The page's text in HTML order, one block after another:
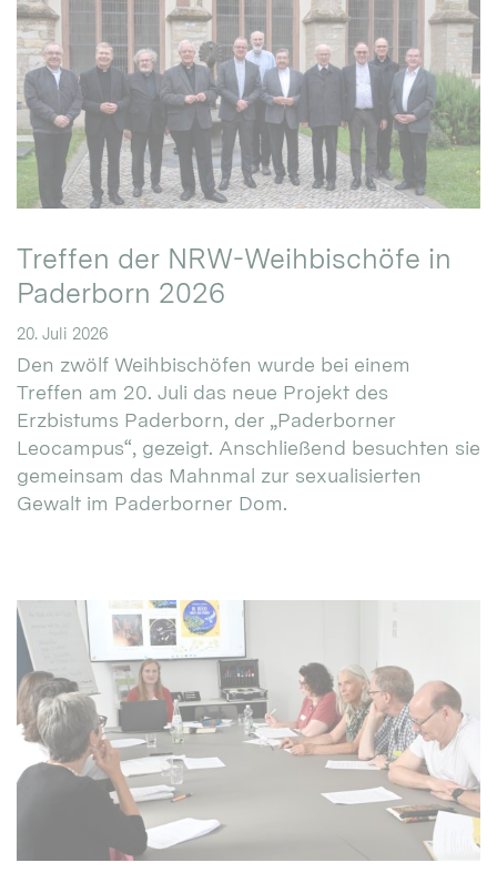
Treffen der NRW-Weihbischöfe in
Paderborn 2026
20. Juli 2026
Den zwölf Weihbischöfen wurde bei einem
Treffen am 20. Juli das neue Projekt des
Erzbistums Paderborn, der „Paderborner
Leocampus“, gezeigt. Anschließend besuchten sie
gemeinsam das Mahnmal zur sexualisierten
Gewalt im Paderborner Dom.